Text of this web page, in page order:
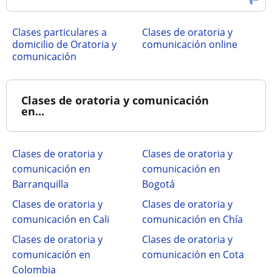
clases particulares a
domicilio de Oratoria y
comunicación
Clases de oratoria y
comunicación online
Clases de oratoria y comunicación
en...
Clases de oratoria y
comunicación en
Barranquilla
Clases de oratoria y
comunicación en
Bogotá
Clases de oratoria y
comunicación en Cali
Clases de oratoria y
comunicación en Chía
Clases de oratoria y
comunicación en
Colombia
Clases de oratoria y
comunicación en Cota